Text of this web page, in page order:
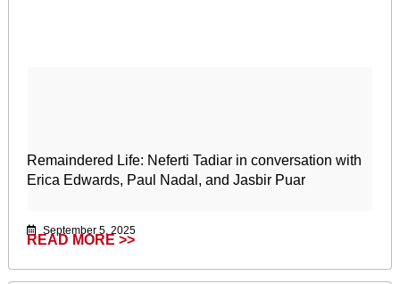
Remaindered Life: Neferti Tadiar in conversation with
Erica Edwards, Paul Nadal, and Jasbir Puar
September 5, 2025
READ MORE >>